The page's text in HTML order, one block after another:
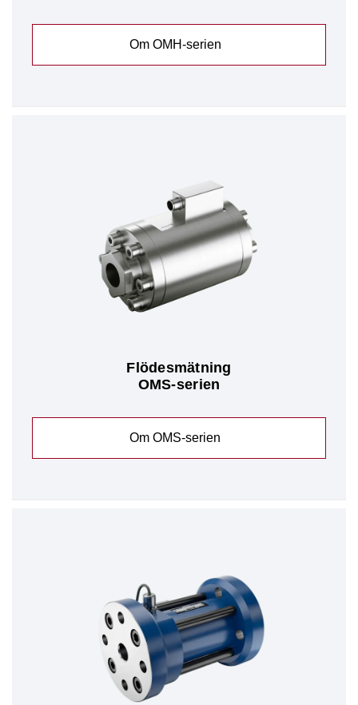
Om OMH-serien
Flödesmätning
OMS-serien
Om OMS-serien